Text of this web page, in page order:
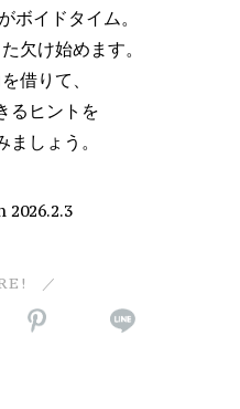
ボイドタイム。
欠け始めます。
借りて、
るヒントを
ましょう。
2026.2.3